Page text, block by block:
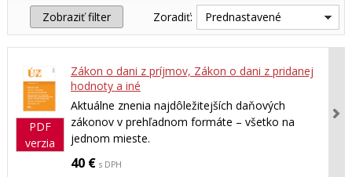
Zobraziť filter Zoradiť: Prednastavené
PDF
verzia
Zákon o dani z príjmov, Zákon o dani z pridanej
hodnoty a iné
Aktuálne znenia najdôležitejších daňových
zákonov v prehľadnom formáte – všetko na
jednom mieste.
40 € s DPH